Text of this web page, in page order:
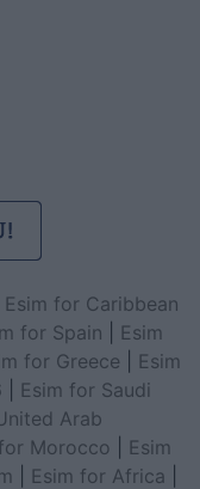
Esim for Caribbean
for Spain
Esim
for Greece
Esim
Esim for Saudi
Arab
Morocco
Esim
Esim for Africa